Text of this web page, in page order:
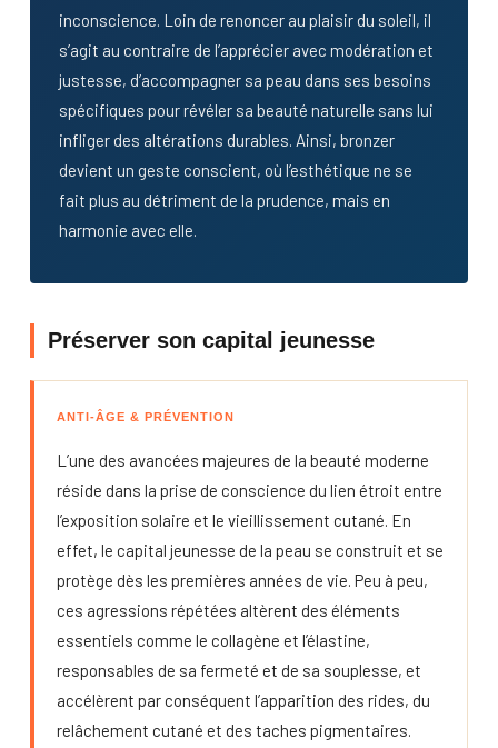
inconscience. Loin de renoncer au plaisir du soleil, il
s’agit au contraire de l’apprécier avec modération et
justesse, d’accompagner sa peau dans ses besoins
spécifiques pour révéler sa beauté naturelle sans lui
infliger des altérations durables. Ainsi, bronzer
devient un geste conscient, où l’esthétique ne se
fait plus au détriment de la prudence, mais en
harmonie avec elle.
Préserver son capital jeunesse
ANTI-ÂGE & PRÉVENTION
L’une des avancées majeures de la beauté moderne
réside dans la prise de conscience du lien étroit entre
l’exposition solaire et le vieillissement cutané. En
effet, le capital jeunesse de la peau se construit et se
protège dès les premières années de vie. Peu à peu,
ces agressions répétées altèrent des éléments
essentiels comme le collagène et l’élastine,
responsables de sa fermeté et de sa souplesse, et
accélèrent par conséquent l’apparition des rides, du
relâchement cutané et des taches pigmentaires.